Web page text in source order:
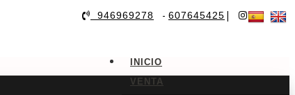
946969278 - 607645425 |
INICIO
VENTA